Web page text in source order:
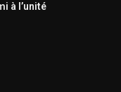
à l’unité